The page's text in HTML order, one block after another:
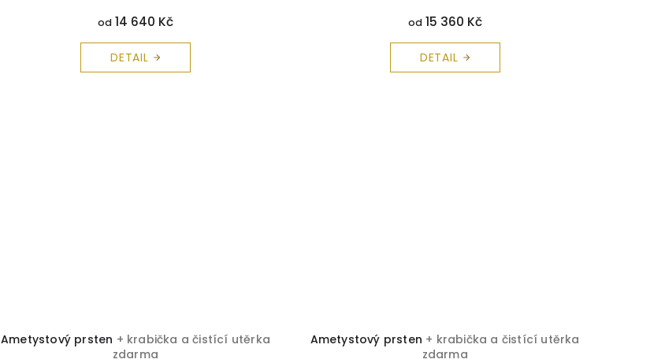
od14 640 Kč
DETAIL
od15 360 Kč
DETAIL
Ametystový prsten + krabička a čistící utěrka
zdarma
Ametystový prsten + krabička a čistící utěrka
zdarma